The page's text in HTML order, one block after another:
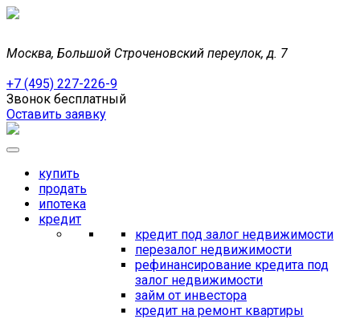
Москва, Большой Строченовский переулок, д. 7
+7 (495) 227-226-9
Звонок бесплатный
Оставить заявку
купить
продать
ипотека
кредит
кредит под залог недвижимости
перезалог недвижимости
рефинансирование кредита под
залог недвижимости
займ от инвестора
кредит на ремонт квартиры